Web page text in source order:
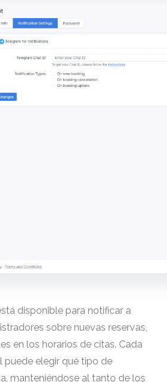
disponible para notificar a
sobre nuevas reservas,
en los horarios de citas. Cada
puede elegir qué tipo de
manteniéndose al tanto de los